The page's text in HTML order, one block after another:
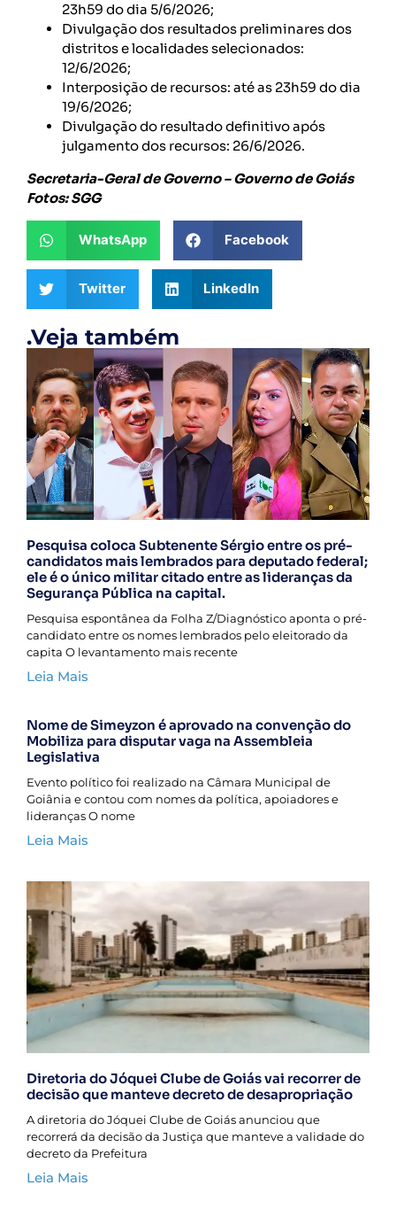
23h59 do dia 5/6/2026;
Divulgação dos resultados preliminares dos
distritos e localidades selecionados:
12/6/2026;
Interposição de recursos: até as 23h59 do dia
19/6/2026;
Divulgação do resultado definitivo após
julgamento dos recursos: 26/6/2026.
Secretaria-Geral de Governo – Governo de Goiás
Fotos: SGG
WhatsApp Facebook
Twitter LinkedIn
.Veja também
Pesquisa coloca Subtenente Sérgio entre os pré-
candidatos mais lembrados para deputado federal;
ele é o único militar citado entre as lideranças da
Segurança Pública na capital.
Pesquisa espontânea da Folha Z/Diagnóstico aponta o pré-
candidato entre os nomes lembrados pelo eleitorado da
capita O levantamento mais recente
Leia Mais
Nome de Simeyzon é aprovado na convenção do
Mobiliza para disputar vaga na Assembleia
Legislativa
Evento político foi realizado na Câmara Municipal de
Goiânia e contou com nomes da política, apoiadores e
lideranças O nome
Leia Mais
Diretoria do Jóquei Clube de Goiás vai recorrer de
decisão que manteve decreto de desapropriação
A diretoria do Jóquei Clube de Goiás anunciou que
recorrerá da decisão da Justiça que manteve a validade do
decreto da Prefeitura
Leia Mais